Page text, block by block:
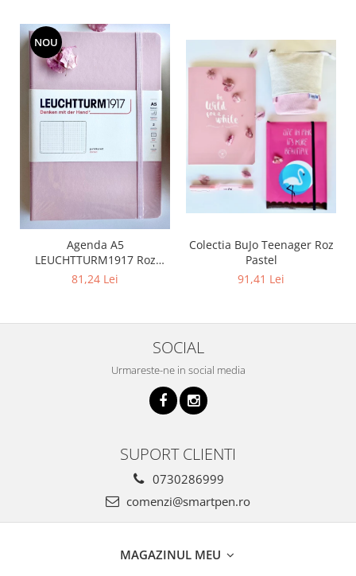
NOU
Agenda A5
LEUCHTTURM1917 Roz
Pastel coperti flexibile
81,24 Lei
Colectia BuJo Teenager Roz
Pastel
91,41 Lei
SOCIAL
Urmareste-ne in social media
SUPORT CLIENTI
0730286999
comenzi@smartpen.ro
MAGAZINUL MEU